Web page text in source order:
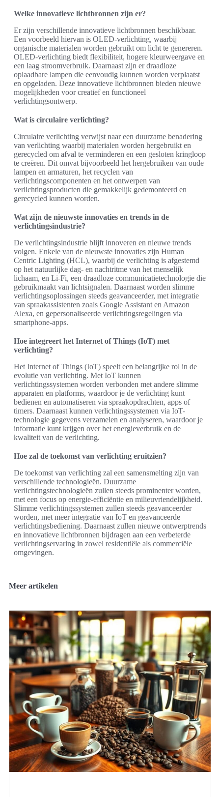
Welke innovatieve lichtbronnen zijn er?
Er zijn verschillende innovatieve lichtbronnen beschikbaar.
Een voorbeeld hiervan is OLED-verlichting, waarbij
organische materialen worden gebruikt om licht te genereren.
OLED-verlichting biedt flexibiliteit, hogere kleurweergave en
een laag stroomverbruik. Daarnaast zijn er draadloze
oplaadbare lampen die eenvoudig kunnen worden verplaatst
en opgeladen. Deze innovatieve lichtbronnen bieden nieuwe
mogelijkheden voor creatief en functioneel
verlichtingsontwerp.
Wat is circulaire verlichting?
Circulaire verlichting verwijst naar een duurzame benadering
van verlichting waarbij materialen worden hergebruikt en
gerecycled om afval te verminderen en een gesloten kringloop
te creëren. Dit omvat bijvoorbeeld het hergebruiken van oude
lampen en armaturen, het recyclen van
verlichtingscomponenten en het ontwerpen van
verlichtingsproducten die gemakkelijk gedemonteerd en
gerecycled kunnen worden.
Wat zijn de nieuwste innovaties en trends in de
verlichtingsindustrie?
De verlichtingsindustrie blijft innoveren en nieuwe trends
volgen. Enkele van de nieuwste innovaties zijn Human
Centric Lighting (HCL), waarbij de verlichting is afgestemd
op het natuurlijke dag- en nachtritme van het menselijk
lichaam, en Li-Fi, een draadloze communicatietechnologie die
gebruikmaakt van lichtsignalen. Daarnaast worden slimme
verlichtingsoplossingen steeds geavanceerder, met integratie
van spraakassistenten zoals Google Assistant en Amazon
Alexa, en gepersonaliseerde verlichtingsregelingen via
smartphone-apps.
Hoe integreert het Internet of Things (IoT) met
verlichting?
Het Internet of Things (IoT) speelt een belangrijke rol in de
evolutie van verlichting. Met IoT kunnen
verlichtingssystemen worden verbonden met andere slimme
apparaten en platforms, waardoor je de verlichting kunt
bedienen en automatiseren via spraakopdrachten, apps of
timers. Daarnaast kunnen verlichtingssystemen via IoT-
technologie gegevens verzamelen en analyseren, waardoor je
informatie kunt krijgen over het energieverbruik en de
kwaliteit van de verlichting.
Hoe zal de toekomst van verlichting eruitzien?
De toekomst van verlichting zal een samensmelting zijn van
verschillende technologieën. Duurzame
verlichtingstechnologieën zullen steeds prominenter worden,
met een focus op energie-efficiëntie en milieuvriendelijkheid.
Slimme verlichtingssystemen zullen steeds geavanceerder
worden, met meer integratie van IoT en geavanceerde
verlichtingsbediening. Daarnaast zullen nieuwe ontwerptrends
en innovatieve lichtbronnen bijdragen aan een verbeterde
verlichtingservaring in zowel residentiële als commerciële
omgevingen.
Meer artikelen